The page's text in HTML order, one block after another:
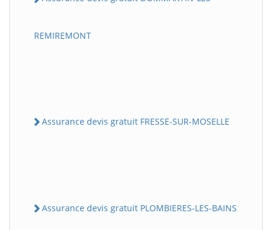
REMIREMONT
Assurance devis gratuit FRESSE-SUR-MOSELLE
Assurance devis gratuit PLOMBIERES-LES-BAINS